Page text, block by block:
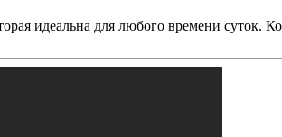
идеальна для любого времени